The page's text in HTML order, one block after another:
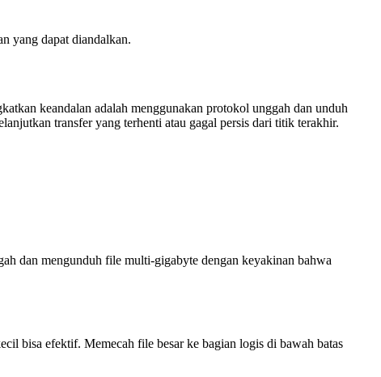
yang dapat diandalkan.
keandalan adalah menggunakan protokol unggah dan unduh
transfer yang terhenti atau gagal persis dari titik terakhir.
dan mengunduh file multi-gigabyte dengan keyakinan bahwa
bisa efektif. Memecah file besar ke bagian logis di bawah batas